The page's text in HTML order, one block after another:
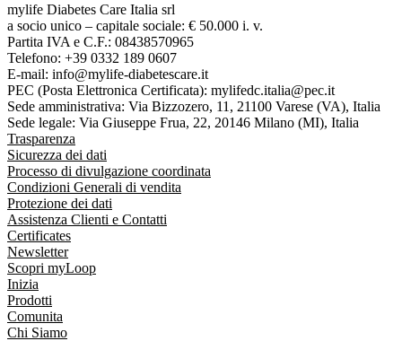
mylife Diabetes Care Italia srl
a socio unico – capitale sociale: € 50.000 i. v.
Partita IVA e C.F.: 08438570965
Telefono: +39 0332 189 0607
E-mail: info@mylife-diabetescare.it
PEC (Posta Elettronica Certificata): mylifedc.italia@pec.it
Sede amministrativa: Via Bizzozero, 11, 21100 Varese (VA), Italia
Sede legale: Via Giuseppe Frua, 22, 20146 Milano (MI), Italia
Trasparenza
Sicurezza dei dati
Processo di divulgazione coordinata
Condizioni Generali di vendita
Protezione dei dati
Assistenza Clienti e Contatti
Certificates
Newsletter
Scopri myLoop
Inizia
Prodotti
Comunita
Chi Siamo